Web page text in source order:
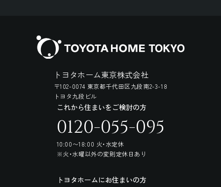
トヨタホーム東京株式会社
〒102-0074 東京都千代田区九段南2-3-18
トヨタ九段ビル
これから住まいをご検討の方
0120-055-095
10:00〜18:00 火・水定休
※火・水曜以外の変則定休日あり
トヨタホームにお住まいの方